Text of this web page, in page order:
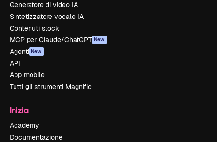
Generatore di video IA
Sintetizzatore vocale IA
Contenuti stock
MCP per Claude/ChatGPT New
Agenti New
API
App mobile
Tutti gli strumenti Magnific
Inizia
Academy
Documentazione